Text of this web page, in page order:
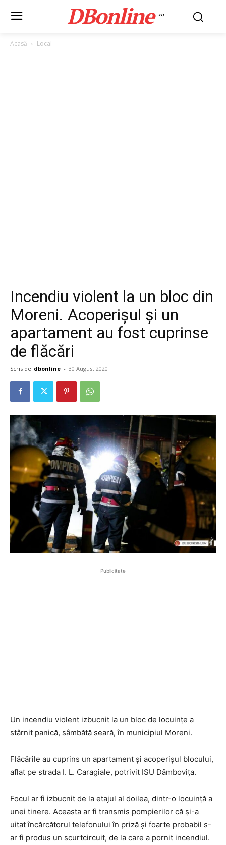
DBonline .ro
Acasă Local
Incendiu violent la un bloc din
Moreni. Acoperișul și un
apartament au fost cuprinse
de flăcări
Scris de dbonline - 30 August 2020
Publicitate
Un incendiu violent izbucnit la un bloc de locuințe a
stârnit panică, sâmbătă seară, în municipiul Moreni.
Flăcările au cuprins un apartament și acoperișul blocului,
aflat pe strada I. L. Caragiale, potrivit ISU Dâmbovița.
Focul ar fi izbucnit de la etajul al doilea, dintr-o locuință a
unei tinere. Aceasta ar fi transmis pompierilor că și-a
uitat încărcătorul telefonului în priză și foarte probabil s-
ar fi produs un scurtcircuit, de la care a pornit incendiul.